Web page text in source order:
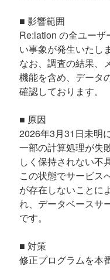
■ 影響範囲
Re:lation の全ユー
い事象が発生いたし
なお、調査の結果、
機能を含め、データ
確認しております。
■ 原因
2026年3月31日未明
一部の計算処理が失
しく保持されない不
この状態でサービス
が存在しないことに
れ、データベースサ
です。
■ 対策
修正プログラムを本